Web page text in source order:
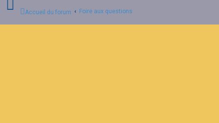
Accueil du forum Foire aux questions